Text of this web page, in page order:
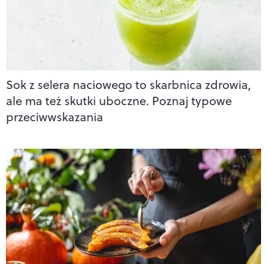
Sok z selera naciowego to skarbnica zdrowia,
ale ma też skutki uboczne. Poznaj typowe
przeciwwskazania